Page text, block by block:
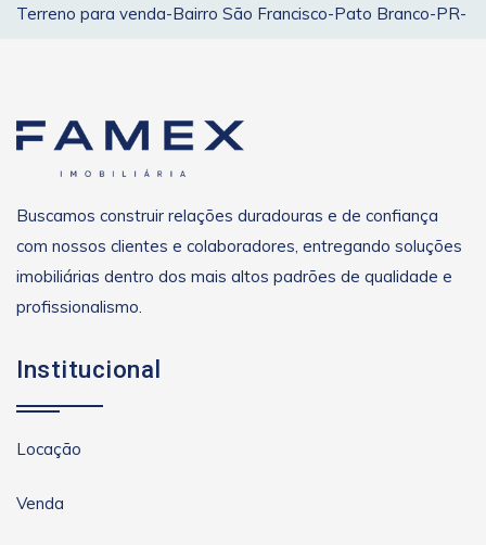
Terreno para venda-Bairro São Francisco-Pato Branco-PR-
Buscamos construir relações duradouras e de confiança
com nossos clientes e colaboradores, entregando soluções
imobiliárias dentro dos mais altos padrões de qualidade e
profissionalismo.
Institucional
Locação
Venda